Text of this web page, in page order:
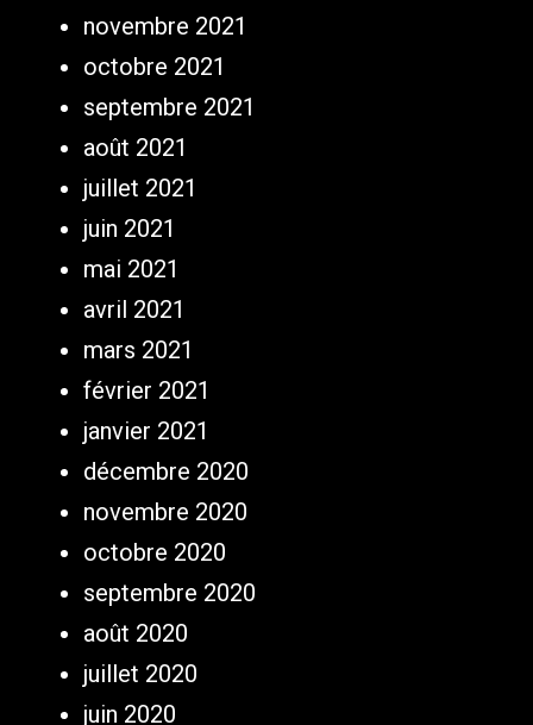
novembre 2021
octobre 2021
septembre 2021
août 2021
juillet 2021
juin 2021
mai 2021
avril 2021
mars 2021
février 2021
janvier 2021
décembre 2020
novembre 2020
octobre 2020
septembre 2020
août 2020
juillet 2020
juin 2020